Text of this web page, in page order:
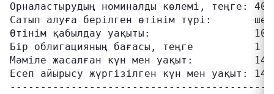
Орналастырудың номиналды көлемі, теңге:
Сатып алуға берілген өтінім түрі:
Өтінім қабылдау уақыты:
Бір облигацияның бағасы, теңге          1
Мәміле жасалған күн мен уақыт:
Есеп айырысу жүргізілген күн мен уақыт: